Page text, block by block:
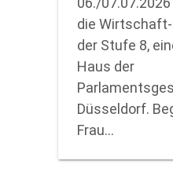
die
der Stufe 8,
Haus der
Düsseldorf.
Frau…